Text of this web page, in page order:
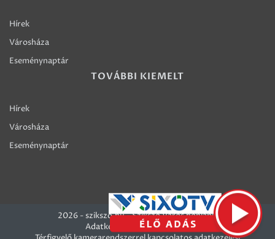
Hírek
Városháza
Eseménynaptár
TOVÁBBI KIEMELT
Hírek
Városháza
Eseménynaptár
2026 - szikszo.hu - Szikszó Város honlapja
Adatkezelési szabályzatok